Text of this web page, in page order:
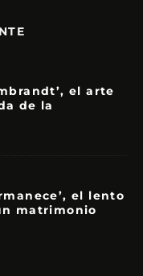
el arte
de la
el lento
matrimonio